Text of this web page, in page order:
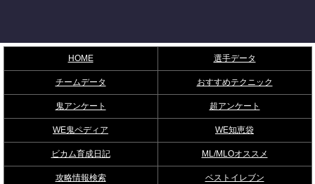
HOME 選手データ
チームデータ おすすめテクニック
鬼アンケート 超アンケート
WE鬼ペディア WE知恵袋
ビカム育成日記 ML/MLOオススメ
攻略情報検索 ベストイレブン